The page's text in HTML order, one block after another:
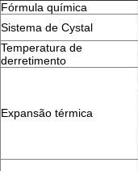
Fórmula química
Sistema de Cystal
Temperatura de
derretimento
Expansão térmica